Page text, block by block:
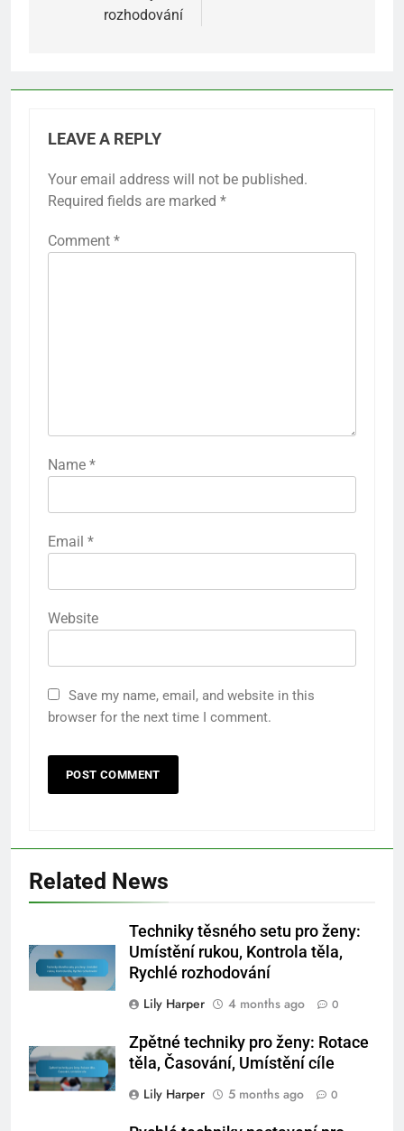
rozhodování
LEAVE A REPLY
Your email address will not be published.
Required fields are marked *
Comment *
Name *
Email *
Website
Save my name, email, and website in this
browser for the next time I comment.
Related News
Techniky těsného setu pro ženy:
Umístění rukou, Kontrola těla,
Rychlé rozhodování
Lily Harper
4 months ago 0
Zpětné techniky pro ženy: Rotace
těla, Časování, Umístění cíle
Lily Harper
5 months ago 0